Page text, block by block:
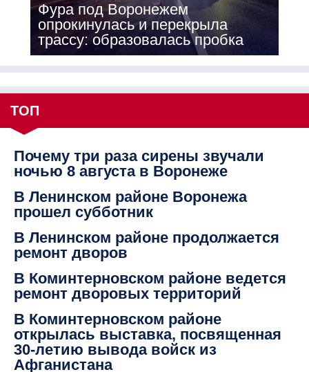
Фура под Воронежем
опрокинулась и перекрыла
трассу: образовалась пробка
ТОП
Почему три раза сирены звучали
ночью 8 августа в Воронеже
В Ленинском районе Воронежа
прошел субботник
В Ленинском районе продолжается
ремонт дворов
В Коминтерновском районе ведется
ремонт дворовых территорий
В Коминтерновском районе
открылась выставка, посвященная
30-летию вывода войск из
Афганистана